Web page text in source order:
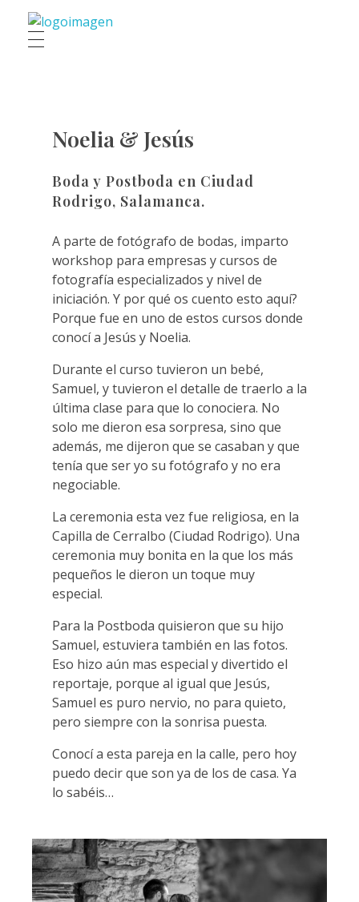
Roberto García Fotografía
Fotógrafo de bodas en Salamanca, España
Noelia & Jesús
Boda y Postboda en Ciudad
Rodrigo, Salamanca.
A parte de fotógrafo de bodas, imparto
workshop para empresas y cursos de
fotografía especializados y nivel de
iniciación. Y por qué os cuento esto aquí?
Porque fue en uno de estos cursos donde
conocí a Jesús y Noelia.
Durante el curso tuvieron un bebé,
Samuel, y tuvieron el detalle de traerlo a la
última clase para que lo conociera. No
solo me dieron esa sorpresa, sino que
además, me dijeron que se casaban y que
tenía que ser yo su fotógrafo y no era
negociable.
La ceremonia esta vez fue religiosa, en la
Capilla de Cerralbo (Ciudad Rodrigo). Una
ceremonia muy bonita en la que los más
pequeños le dieron un toque muy
especial.
Para la Postboda quisieron que su hijo
Samuel, estuviera también en las fotos.
Eso hizo aún mas especial y divertido el
reportaje, porque al igual que Jesús,
Samuel es puro nervio, no para quieto,
pero siempre con la sonrisa puesta.
Conocí a esta pareja en la calle, pero hoy
puedo decir que son ya de los de casa. Ya
lo sabéis…